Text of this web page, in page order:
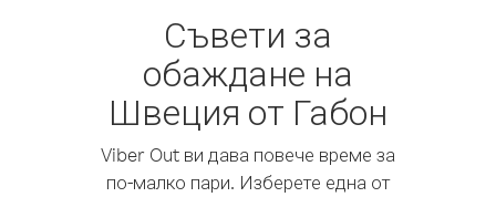
Съвети за
обаждане на
Швеция от Габон
Viber Out ви дава повече време за
по-малко пари. Изберете една от